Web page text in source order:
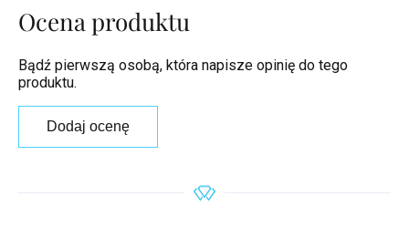
Ocena produktu
Bądź pierwszą osobą, która napisze opinię do tego
produktu.
Dodaj ocenę